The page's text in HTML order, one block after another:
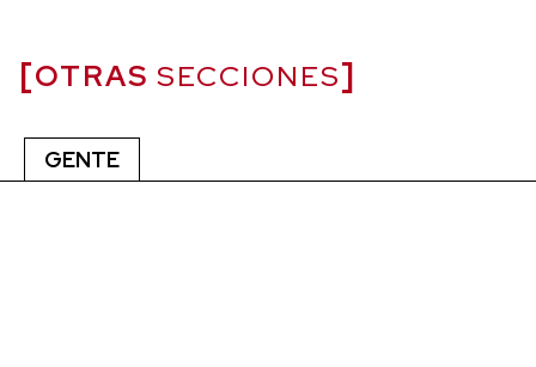
OTRAS SECCIONES
GENTE